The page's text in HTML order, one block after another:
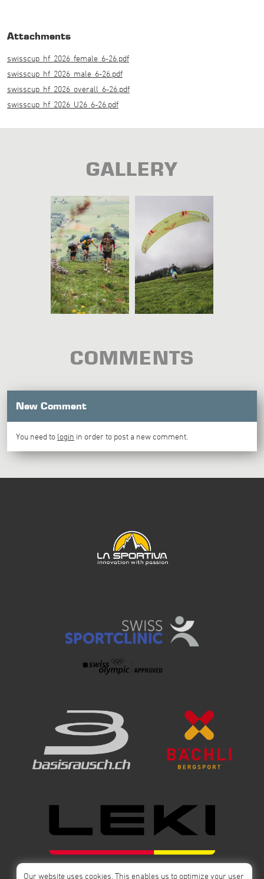
Attachments
swisscup_hf_2026_female_6-26.pdf
swisscup_hf_2026_male_6-26.pdf
swisscup_hf_2026_overall_6-26.pdf
swisscup_hf_2026_U26_6-26.pdf
GALLERY
COMMENTS
New Comment
You need to login in order to post a new comment.
Our website uses cookies. This enables us to optimize your user